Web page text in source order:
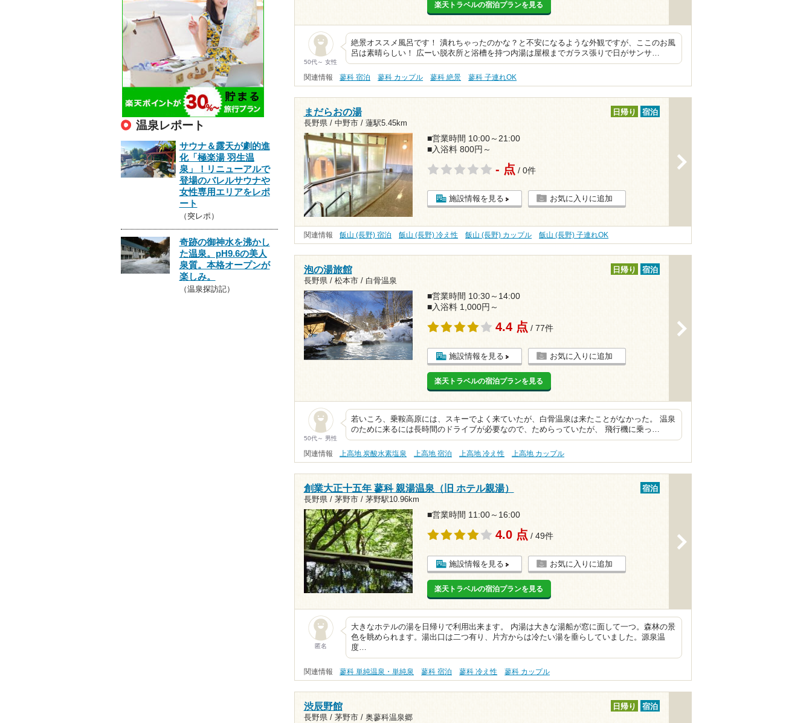
楽天トラベルの宿泊プランを見る
50代～ 女性
絶景オススメ風呂です！ 潰れちゃったのかな？と不安になるような外観ですが、ここのお風
呂は素晴らしい！ 広ーい脱衣所と浴槽を持つ内湯は屋根までガラス張りで日がサンサ…
関連情報 蓼科 宿泊 蓼科 カップル 蓼科 絶景 蓼科 子連れOK
まだらおの湯
長野県 / 中野市 / 蓮駅5.45km
日帰り 宿泊
■営業時間 10:00～21:00
■入浴料 800円～
- 点 / 0件
施設情報を見る お気に入りに追加
関連情報 飯山 (長野) 宿泊 飯山 (長野) 冷え性 飯山 (長野) カップル 飯山 (長野) 子連れOK
泡の湯旅館
長野県 / 松本市 / 白骨温泉
日帰り 宿泊
■営業時間 10:30～14:00
■入浴料 1,000円～
4.4 点 / 77件
施設情報を見る お気に入りに追加
楽天トラベルの宿泊プランを見る
50代～ 男性
若いころ、乗鞍高原には、スキーでよく来ていたが、白骨温泉は来たことがなかった。 温泉
のために来るには長時間のドライブが必要なので、ためらっていたが、 飛行機に乗っ…
関連情報 上高地 炭酸水素塩泉 上高地 宿泊 上高地 冷え性 上高地 カップル
創業大正十五年 蓼科 親湯温泉（旧 ホテル親湯）
長野県 / 茅野市 / 茅野駅10.96km
宿泊
■営業時間 11:00～16:00
4.0 点 / 49件
施設情報を見る お気に入りに追加
楽天トラベルの宿泊プランを見る
匿名
大きなホテルの湯を日帰りで利用出来ます。 内湯は大きな湯船が窓に面して一つ。森林の景
色を眺められます。湯出口は二つ有り、片方からは冷たい湯を垂らしていました。源泉温
度…
関連情報 蓼科 単純温泉・単純泉 蓼科 宿泊 蓼科 冷え性 蓼科 カップル
渋辰野館
長野県 / 茅野市 / 奥蓼科温泉郷
日帰り 宿泊
温泉レポート
サウナ＆露天が劇的進
化「極楽湯 羽生温
泉」！リニューアルで
登場のバレルサウナや
女性専用エリアをレポ
ート
（突レポ）
奇跡の御神水を沸かし
た温泉。pH9.6の美人
泉質。本格オープンが
楽しみ。
（温泉探訪記）